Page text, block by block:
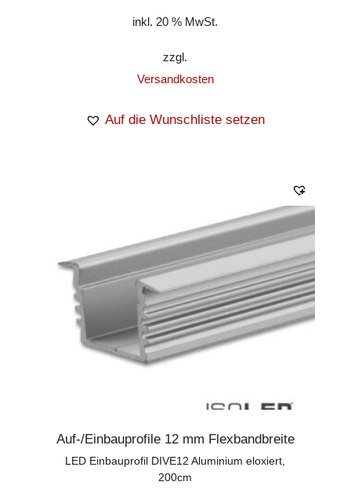
inkl. 20 % MwSt.
zzgl.
Versandkosten
Auf die Wunschliste setzen
Auf-/Einbauprofile 12 mm Flexbandbreite
LED Einbauprofil DIVE12 Aluminium eloxiert,
200cm